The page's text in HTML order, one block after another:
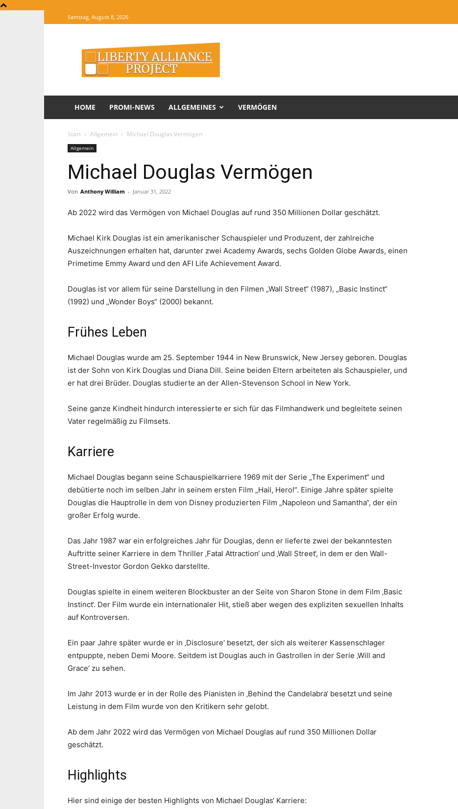
Samstag, August 8, 2026
Website
of
Informations
HOME PROMI-NEWS ALLGEMEINES VERMÖGEN
Start Allgemein Michael Douglas Vermögen
Allgemein
Michael Douglas Vermögen
Von Anthony William - Januar 31, 2022
Ab 2022 wird das Vermögen von Michael Douglas auf rund 350 Millionen Dollar geschätzt.
Michael Kirk Douglas ist ein amerikanischer Schauspieler und Produzent, der zahlreiche
Auszeichnungen erhalten hat, darunter zwei Academy Awards, sechs Golden Globe Awards, einen
Primetime Emmy Award und den AFI Life Achievement Award.
Douglas ist vor allem für seine Darstellung in den Filmen „Wall Street“ (1987), „Basic Instinct“
(1992) und „Wonder Boys“ (2000) bekannt.
Frühes Leben
Michael Douglas wurde am 25. September 1944 in New Brunswick, New Jersey geboren. Douglas
ist der Sohn von Kirk Douglas und Diana Dill. Seine beiden Eltern arbeiteten als Schauspieler, und
er hat drei Brüder. Douglas studierte an der Allen-Stevenson School in New York.
Seine ganze Kindheit hindurch interessierte er sich für das Filmhandwerk und begleitete seinen
Vater regelmäßig zu Filmsets.
Karriere
Michael Douglas begann seine Schauspielkarriere 1969 mit der Serie „The Experiment“ und
debütierte noch im selben Jahr in seinem ersten Film „Hail, Hero!“. Einige Jahre später spielte
Douglas die Hauptrolle in dem von Disney produzierten Film „Napoleon und Samantha“, der ein
großer Erfolg wurde.
Das Jahr 1987 war ein erfolgreiches Jahr für Douglas, denn er lieferte zwei der bekanntesten
Auftritte seiner Karriere in dem Thriller ‚Fatal Attraction‘ und ‚Wall Street‘, in dem er den Wall-
Street-Investor Gordon Gekko darstellte.
Douglas spielte in einem weiteren Blockbuster an der Seite von Sharon Stone in dem Film ‚Basic
Instinct‘. Der Film wurde ein internationaler Hit, stieß aber wegen des expliziten sexuellen Inhalts
auf Kontroversen.
Ein paar Jahre später wurde er in ‚Disclosure‘ besetzt, der sich als weiterer Kassenschlager
entpuppte, neben Demi Moore. Seitdem ist Douglas auch in Gastrollen in der Serie ‚Will and
Grace‘ zu sehen.
Im Jahr 2013 wurde er in der Rolle des Pianisten in ‚Behind the Candelabra‘ besetzt und seine
Leistung in dem Film wurde von den Kritikern sehr gelobt.
Ab dem Jahr 2022 wird das Vermögen von Michael Douglas auf rund 350 Millionen Dollar
geschätzt.
Highlights
Hier sind einige der besten Highlights von Michael Douglas‘ Karriere: